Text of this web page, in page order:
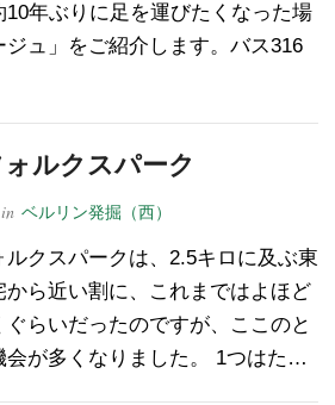
年ぶりに足を運びたくなった場
ュ」をご紹介します。バス316
ルクスパーク
ベルリン発掘（西）
クスパークは、2.5キロに及ぶ東
ら近い割に、これまではよほど
らいだったのですが、ここのと
会が多くなりました。 1つはた…